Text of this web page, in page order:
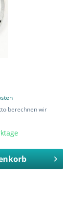
berechnen wir